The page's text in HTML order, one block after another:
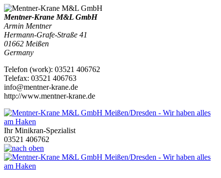
Mentner-Krane M&L GmbH
Armin Mentner
Hermann-Grafe-Straße 41
01662 Meißen
Germany
Telefon (work): 03521 406762
Telefax: 03521 406763
info@mentner-krane.de
http://www.mentner-krane.de
Ihr Minikran-Spezialist
03521 406762